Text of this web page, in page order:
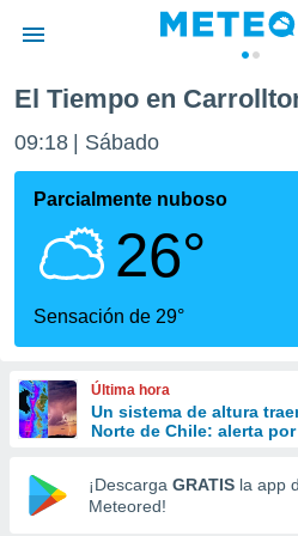
de
por
se
calidad.
a este
las
y
forma
digital
basada
El Tiempo en
09:18 Sábado
Parcialmente nuboso
26°
Sensación de 29°
Última hora
Un sistema de altura
Norte de Chile: alerta
¡Descarga GRATIS la app
Meteored!